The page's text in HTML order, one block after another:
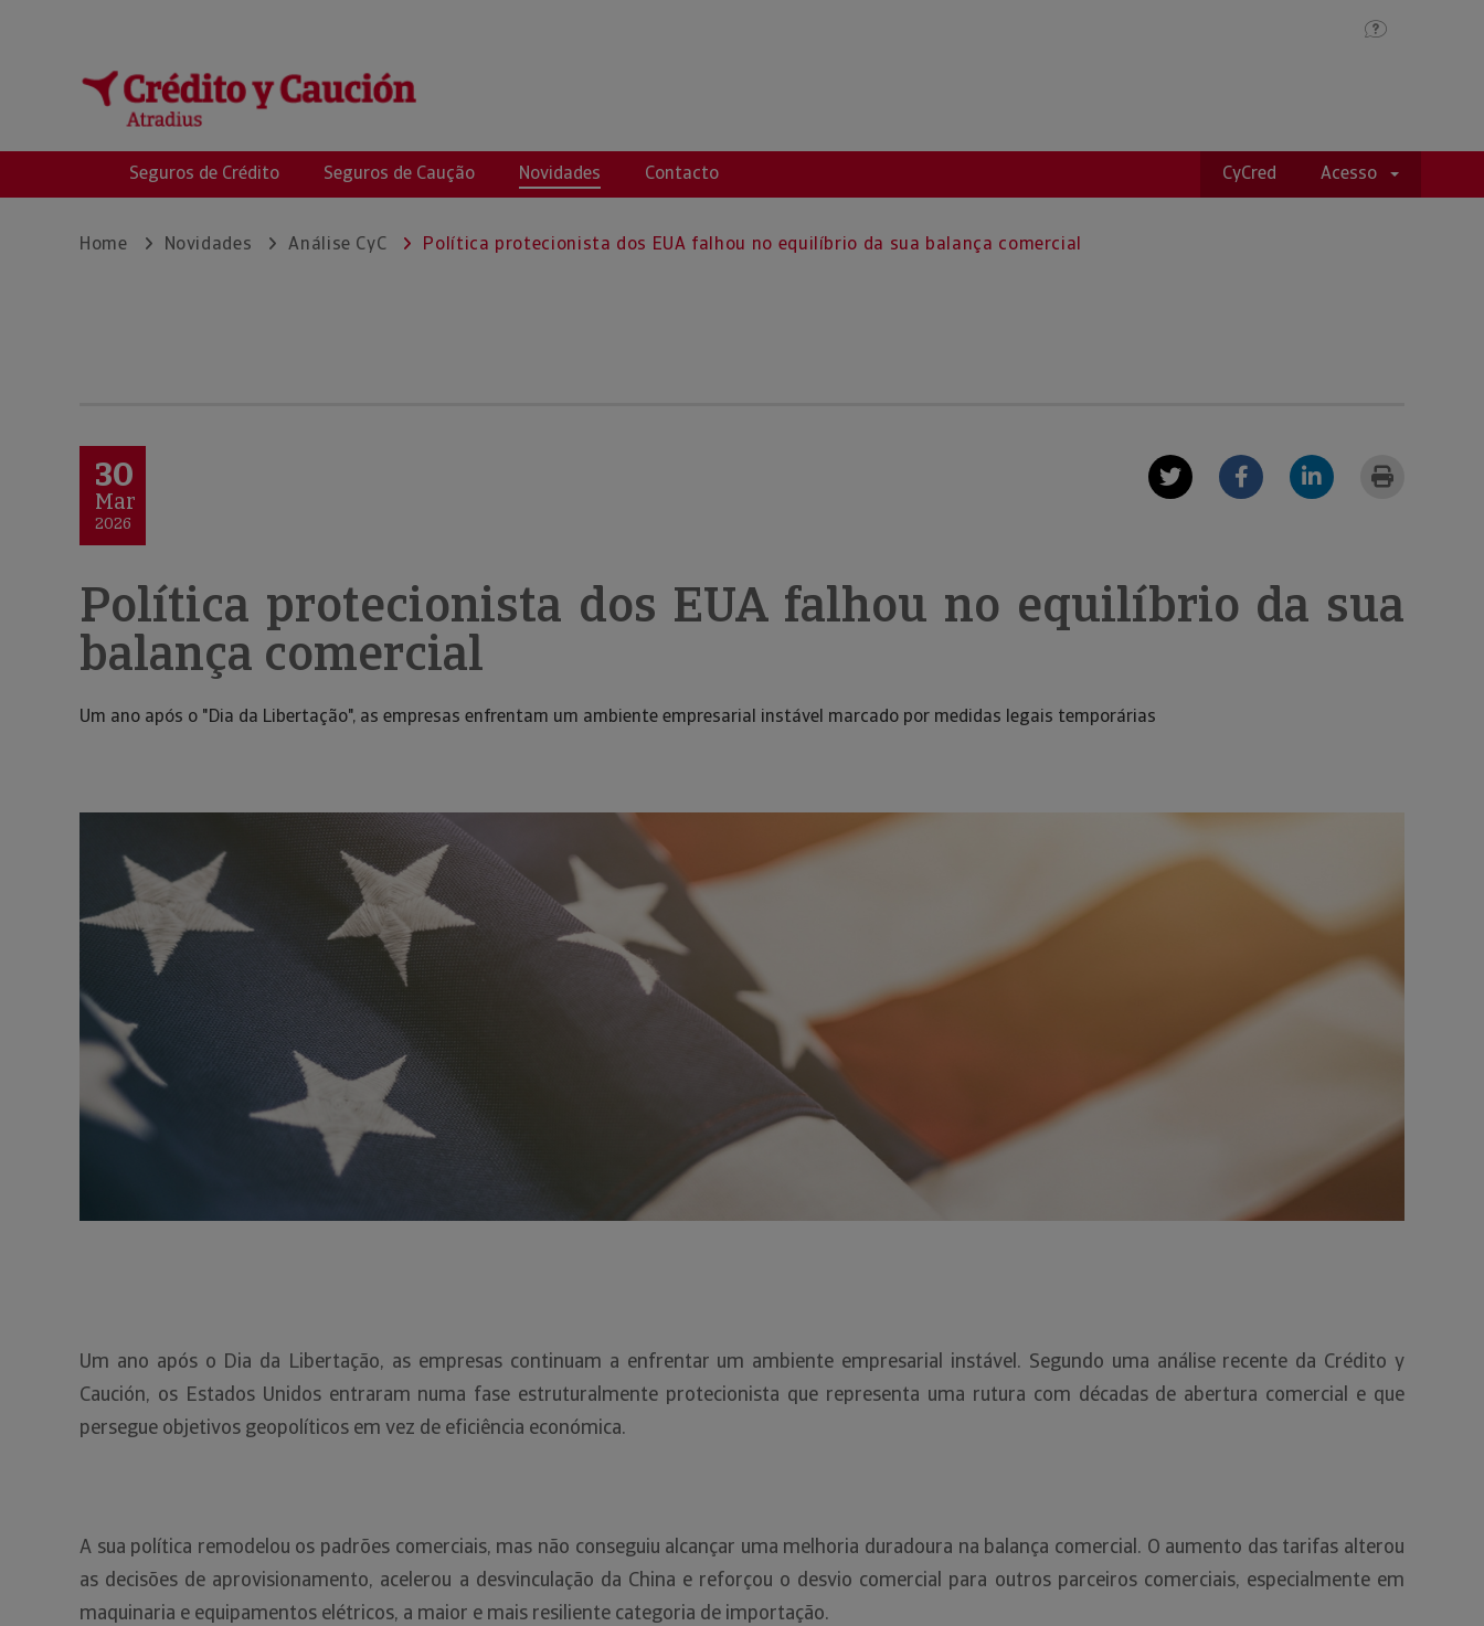
Crédito y Caución
Seguros de Crédito Seguros de Caução Novidades Contacto CyCred Acesso
Home Novidades Análise CyC Política protecionista dos EUA falhou no equilíbrio da sua balança comercial
30
Mar
2026
Política protecionista dos EUA falhou no equilíbrio da sua
balança comercial
Um ano após o "Dia da Libertação", as empresas enfrentam um ambiente empresarial instável marcado por medidas legais temporárias
Um ano após o Dia da Libertação, as empresas continuam a enfrentar um ambiente empresarial instável. Segundo uma análise recente da Crédito y
Caución, os Estados Unidos entraram numa fase estruturalmente protecionista que representa uma rutura com décadas de abertura comercial e que
persegue objetivos geopolíticos em vez de eficiência económica.
A sua política remodelou os padrões comerciais, mas não conseguiu alcançar uma melhoria duradoura na balança comercial. O aumento das tarifas alterou
as decisões de aprovisionamento, acelerou a desvinculação da China e reforçou o desvio comercial para outros parceiros comerciais, especialmente em
maquinaria e equipamentos elétricos, a maior e mais resiliente categoria de importação.